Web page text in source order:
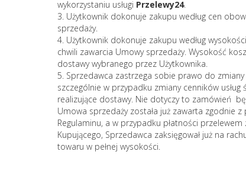
wykorzystaniu usługi Przelewy24.
3. Użytkownik dokonuje zakupu według cen
sprzedaży.
4. Użytkownik dokonuje zakupu według
chwili zawarcia Umowy sprzedaży. Wysokość
dostawy wybranego przez Użytkownika.
5. Sprzedawca zastrzega sobie prawo do
szczególnie w przypadku zmiany cenników
realizujące dostawy. Nie dotyczy to zamówień
Umowa sprzedaży została już zawarta zgodnie
Regulaminu, a w przypadku płatności
Kupującego, Sprzedawca zaksięgował już na
towaru w pełnej wysokości.